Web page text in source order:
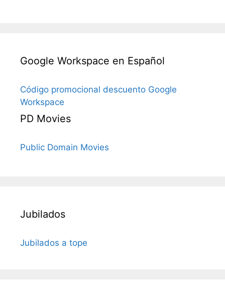
Google Workspace en Español
Código promocional descuento Google
Workspace
PD Movies
Public Domain Movies
Jubilados
Jubilados a tope